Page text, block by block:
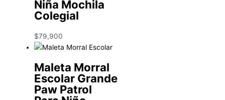
Niña Mochila
Colegial
$79,900
Maleta Morral
Escolar Grande
Paw Patrol